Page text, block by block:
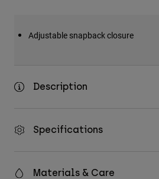
All Accessories
Alles bekijken
Adjustable snapback closure
Description
Specifications
Materials & Care